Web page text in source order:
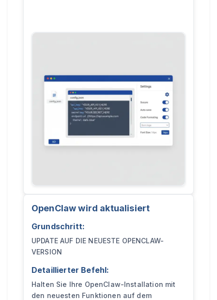
OpenClaw wird aktualisiert
Grundschritt:
UPDATE AUF DIE NEUESTE OPENCLAW-
VERSION
Detaillierter Befehl:
Halten Sie Ihre OpenClaw-Installation mit
den neuesten Funktionen auf dem